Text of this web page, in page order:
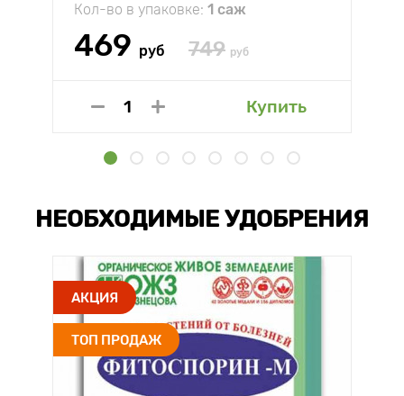
Кол-во в упаковке: 1 саж
469 руб 749 руб
Купить
НЕОБХОДИМЫЕ УДОБРЕНИЯ
АКЦИЯ
ТОП ПРОДАЖ